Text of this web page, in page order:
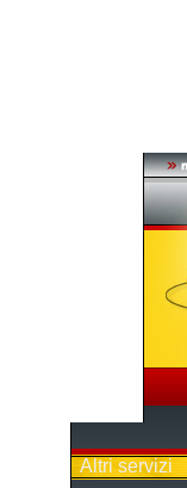
Altri servizi